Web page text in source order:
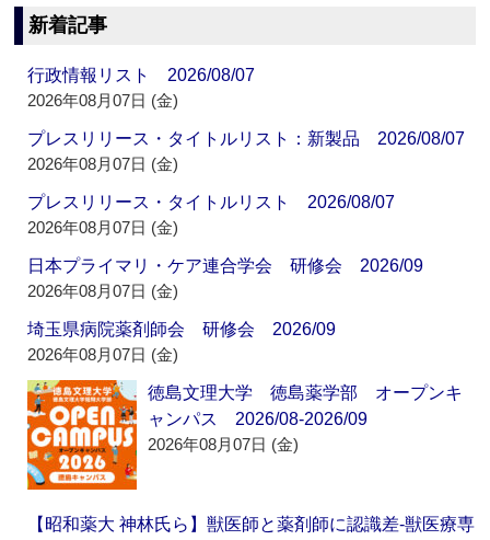
新着記事
行政情報リスト 2026/08/07
2026年08月07日 (金)
プレスリリース・タイトルリスト：新製品 2026/08/07
2026年08月07日 (金)
プレスリリース・タイトルリスト 2026/08/07
2026年08月07日 (金)
日本プライマリ・ケア連合学会 研修会 2026/09
2026年08月07日 (金)
埼玉県病院薬剤師会 研修会 2026/09
2026年08月07日 (金)
徳島文理大学 徳島薬学部 オープンキ
ャンパス 2026/08-2026/09
2026年08月07日 (金)
【昭和薬大 神林氏ら】獣医師と薬剤師に認識差‐獣医療専